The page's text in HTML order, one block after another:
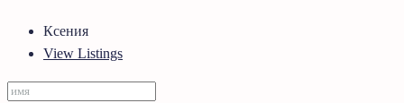
Ксения
View Listings